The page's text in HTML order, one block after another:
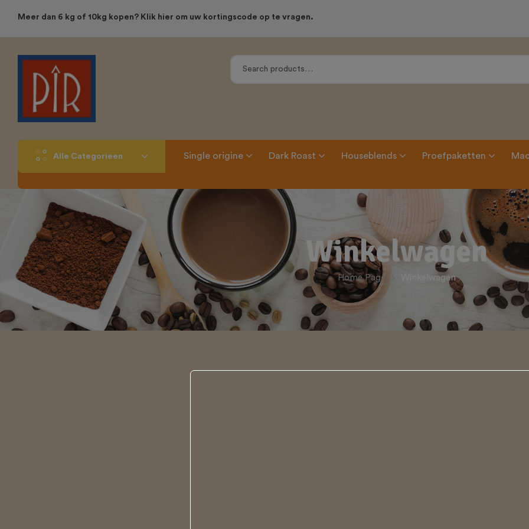
Meer dan 6 kg of 10kg kopen? Klik hier om uw kortingscode op te vragen.
Alle Categorieen Single origine Dark Roast Houseblends Proefpaketten
Winkelwagen
Home Page Winkelwagen